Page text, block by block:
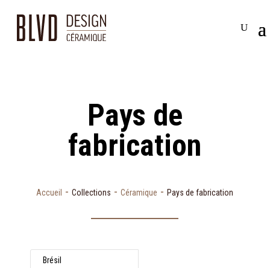
Pays de
fabrication
Accueil -Collections -Céramique -Pays de fabrication
Brésil